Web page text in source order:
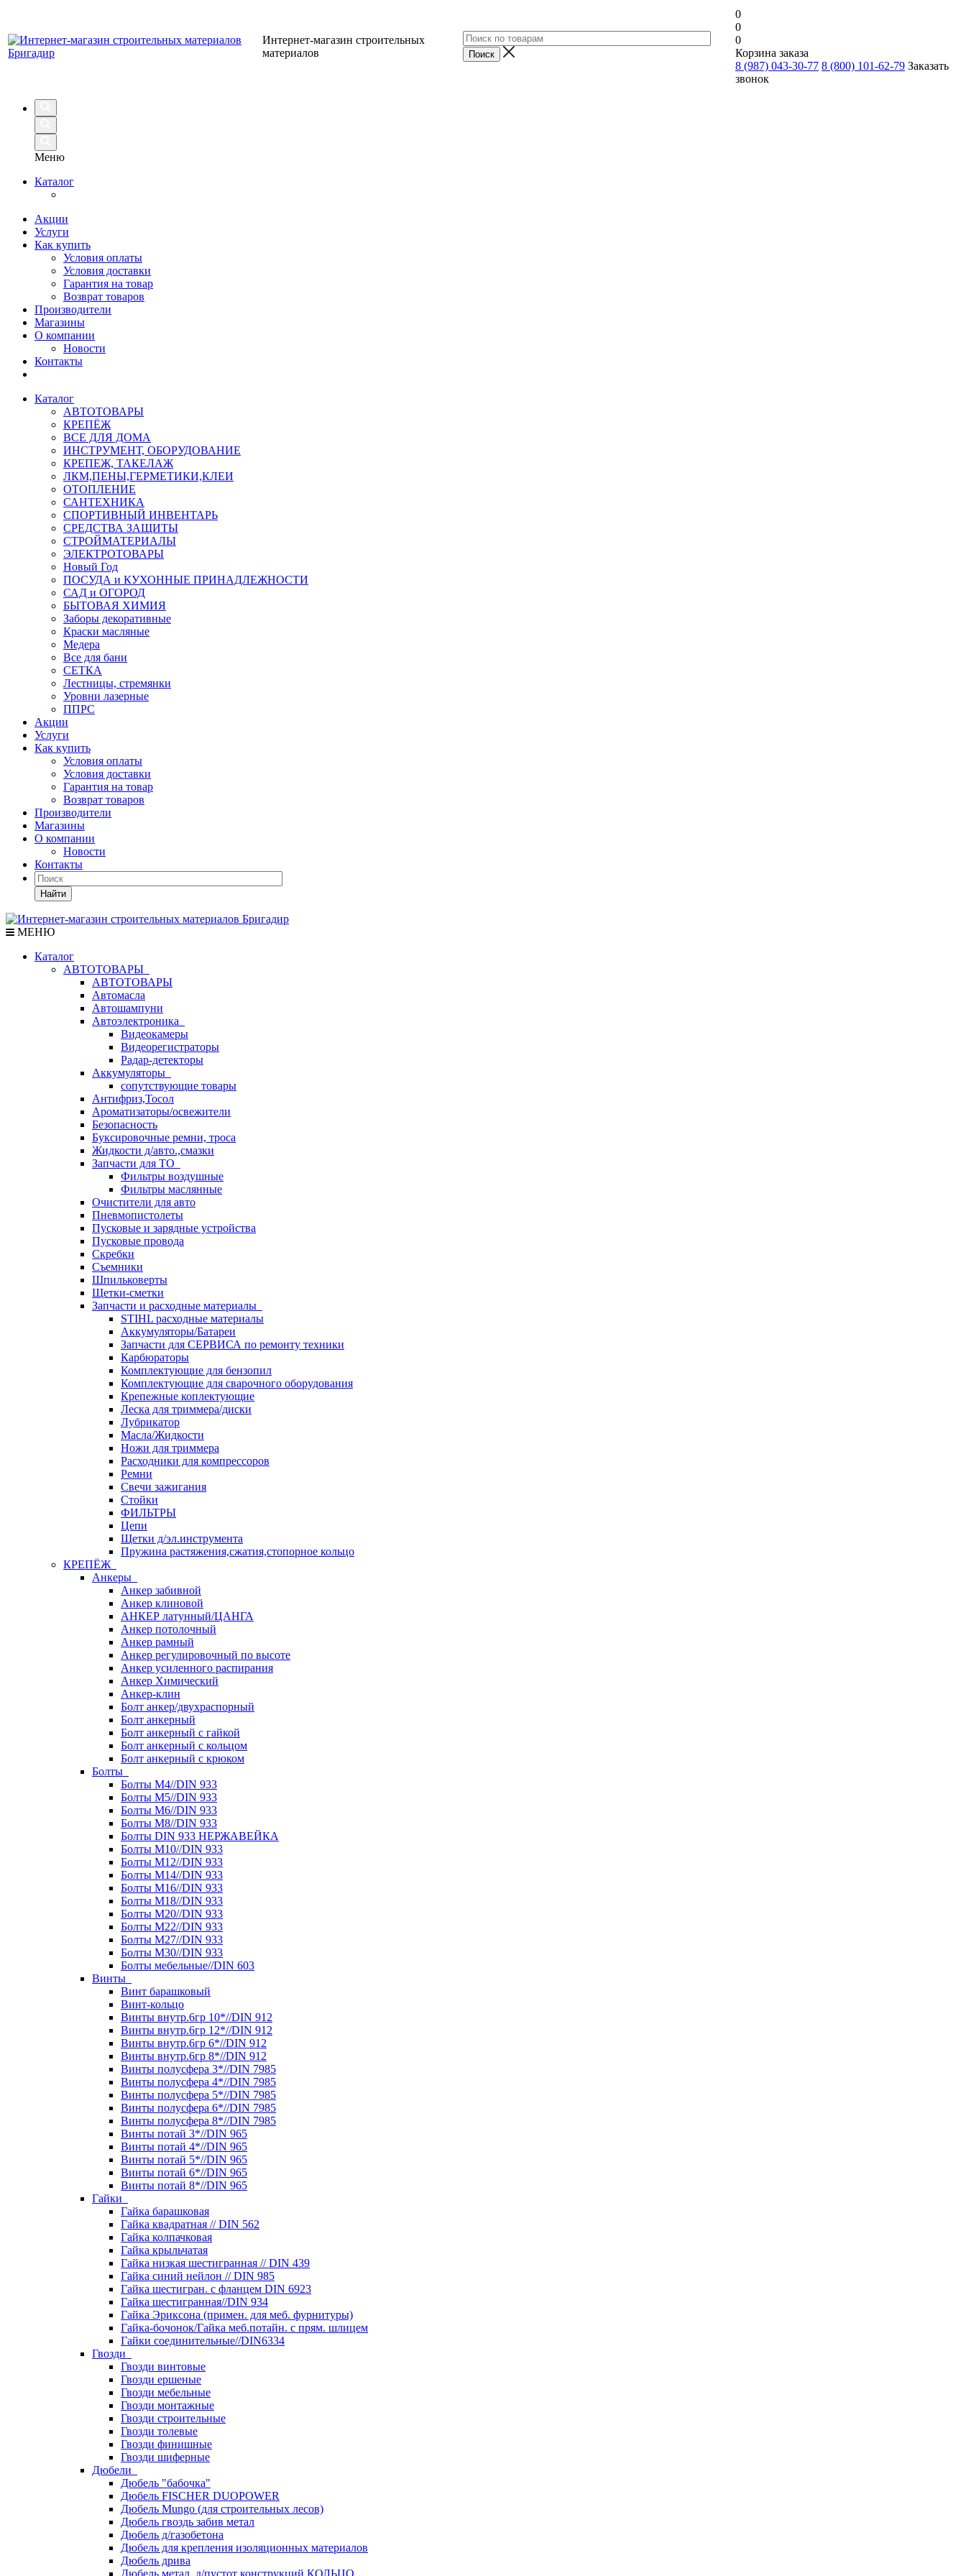
Интернет-магазин строительных
материалов
0
0
0
Корзина заказа
8 (987) 043-30-77 8 (800) 101-62-79 Заказать
звонок
Меню
Каталог
Акции
Услуги
Как купить
Условия оплаты
Условия доставки
Гарантия на товар
Возврат товаров
Производители
Магазины
О компании
Новости
Контакты
Каталог
АВТОТОВАРЫ
КРЕПЁЖ
ВСЕ ДЛЯ ДОМА
ИНСТРУМЕНТ, ОБОРУДОВАНИЕ
КРЕПЕЖ, ТАКЕЛАЖ
ЛКМ,ПЕНЫ,ГЕРМЕТИКИ,КЛЕИ
ОТОПЛЕНИЕ
САНТЕХНИКА
СПОРТИВНЫЙ ИНВЕНТАРЬ
СРЕДСТВА ЗАЩИТЫ
СТРОЙМАТЕРИАЛЫ
ЭЛЕКТРОТОВАРЫ
Новый Год
ПОСУДА и КУХОННЫЕ ПРИНАДЛЕЖНОСТИ
САД и ОГОРОД
БЫТОВАЯ ХИМИЯ
Заборы декоративные
Краски масляные
Медера
Все для бани
СЕТКА
Лестницы, стремянки
Уровни лазерные
ППРС
Акции
Услуги
Как купить
Условия оплаты
Условия доставки
Гарантия на товар
Возврат товаров
Производители
Магазины
О компании
Новости
Контакты
Найти
МЕНЮ
Каталог
АВТОТОВАРЫ
АВТОТОВАРЫ
Автомасла
Автошампуни
Автоэлектроника
Видеокамеры
Видеорегистраторы
Радар-детекторы
Аккумуляторы
сопутствующие товары
Антифриз,Тосол
Ароматизаторы/освежители
Безопасность
Буксировочные ремни, троса
Жидкости д/авто.,смазки
Запчасти для ТО
Фильтры воздушные
Фильтры маслянные
Очистители для авто
Пневмопистолеты
Пусковые и зарядные устройства
Пусковые провода
Скребки
Съемники
Шпильковерты
Щетки-сметки
Запчасти и расходные материалы
STIHL расходные материалы
Аккумуляторы/Батареи
Запчасти для СЕРВИСА по ремонту техники
Карбюраторы
Комплектующие для бензопил
Комплектующие для сварочного оборудования
Крепежные коплектующие
Леска для триммера/диски
Лубрикатор
Масла/Жидкости
Ножи для триммера
Расходники для компрессоров
Ремни
Свечи зажигания
Стойки
ФИЛЬТРЫ
Цепи
Щетки д/эл.инструмента
Пружина растяжения,сжатия,стопорное кольцо
КРЕПЁЖ
Анкеры
Анкер забивной
Анкер клиновой
АНКЕР латунный/ЦАНГА
Анкер потолочный
Анкер рамный
Анкер регулировочный по высоте
Анкер усиленного распирания
Анкер Химический
Анкер-клин
Болт анкер/двухраспорный
Болт анкерный
Болт анкерный с гайкой
Болт анкерный с кольцом
Болт анкерный с крюком
Болты
Болты М4//DIN 933
Болты М5//DIN 933
Болты М6//DIN 933
Болты М8//DIN 933
Болты DIN 933 НЕРЖАВЕЙКА
Болты М10//DIN 933
Болты М12//DIN 933
Болты М14//DIN 933
Болты М16//DIN 933
Болты М18//DIN 933
Болты М20//DIN 933
Болты М22//DIN 933
Болты М27//DIN 933
Болты М30//DIN 933
Болты мебельные//DIN 603
Винты
Винт барашковый
Винт-кольцо
Винты внутр.6гр 10*//DIN 912
Винты внутр.6гр 12*//DIN 912
Винты внутр.6гр 6*//DIN 912
Винты внутр.6гр 8*//DIN 912
Винты полусфера 3*//DIN 7985
Винты полусфера 4*//DIN 7985
Винты полусфера 5*//DIN 7985
Винты полусфера 6*//DIN 7985
Винты полусфера 8*//DIN 7985
Винты потай 3*//DIN 965
Винты потай 4*//DIN 965
Винты потай 5*//DIN 965
Винты потай 6*//DIN 965
Винты потай 8*//DIN 965
Гайки
Гайка барашковая
Гайка квадратная // DIN 562
Гайка колпачковая
Гайка крыльчатая
Гайка низкая шестигранная // DIN 439
Гайка синий нейлон // DIN 985
Гайка шестигран. с фланцем DIN 6923
Гайка шестигранная//DIN 934
Гайка Эриксона (примен. для меб. фурнитуры)
Гайка-бочонок/Гайка меб.потайн. с прям. шлицем
Гайки соединительные//DIN6334
Гвозди
Гвозди винтовые
Гвозди ершеные
Гвозди мебельные
Гвозди монтажные
Гвозди строительные
Гвозди толевые
Гвозди финишные
Гвозди шиферные
Дюбели
Дюбель "бабочка"
Дюбель FISCHER DUOPOWER
Дюбель Mungo (для строительных лесов)
Дюбель гвоздь забив метал
Дюбель д/газобетона
Дюбель для крепления изоляционных материалов
Дюбель дрива
Дюбель метал. д/пустот конструкций КОЛЬЦО